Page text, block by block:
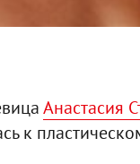
Анастасия
к